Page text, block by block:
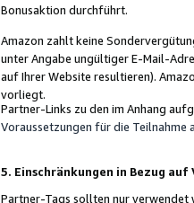
Bonusaktion durchführt.
Amazon zahlt keine
unter Angabe ungültiger E-Mail-
auf Ihrer Website resultieren).
vorliegt.
Partner-Links zu den im Anhang
Voraussetzungen für die Teilnahme
5. Einschränkungen in Bezug auf
Partner-Tags sollten nur verwendet